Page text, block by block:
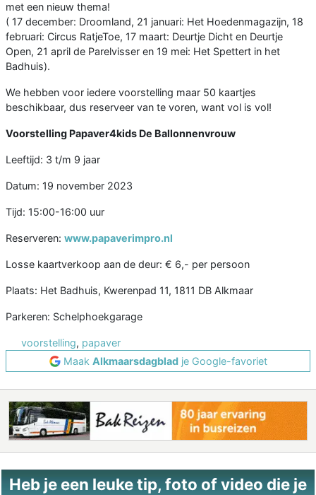
met een nieuw thema!
( 17 december: Droomland, 21 januari: Het Hoedenmagazijn, 18
februari: Circus RatjeToe, 17 maart: Deurtje Dicht en Deurtje
Open, 21 april de Parelvisser en 19 mei: Het Spettert in het
Badhuis).
We hebben voor iedere voorstelling maar 50 kaartjes
beschikbaar, dus reserveer van te voren, want vol is vol!
Voorstelling Papaver4kids De Ballonnenvrouw
Leeftijd: 3 t/m 9 jaar
Datum: 19 november 2023
Tijd: 15:00-16:00 uur
Reserveren: www.papaverimpro.nl
Losse kaartverkoop aan de deur: € 6,- per persoon
Plaats: Het Badhuis, Kwerenpad 11, 1811 DB Alkmaar
Parkeren: Schelphoekgarage
voorstelling, papaver
Maak Alkmaarsdagbladje Google-favoriet
Heb je een leuke tip, foto of video die je